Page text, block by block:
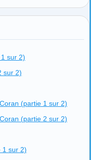
sur 2)
sur 2)
(partie 1 sur 2)
(partie 2 sur 2)
1 sur 2)